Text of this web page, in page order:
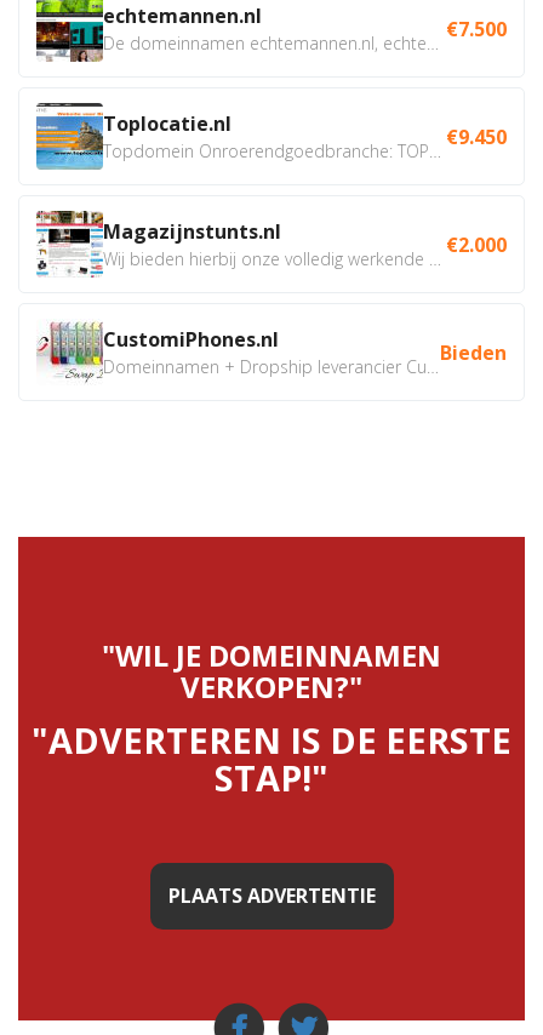
echtemannen.nl €7.500
Toplocatie.nl €9.450
Magazijnstunts.nl €2.000
CustomiPhones.nl Bieden
"WIL JE DOMEINNAMEN
VERKOPEN?"
"ADVERTEREN IS DE EERSTE
STAP!"
PLAATS ADVERTENTIE